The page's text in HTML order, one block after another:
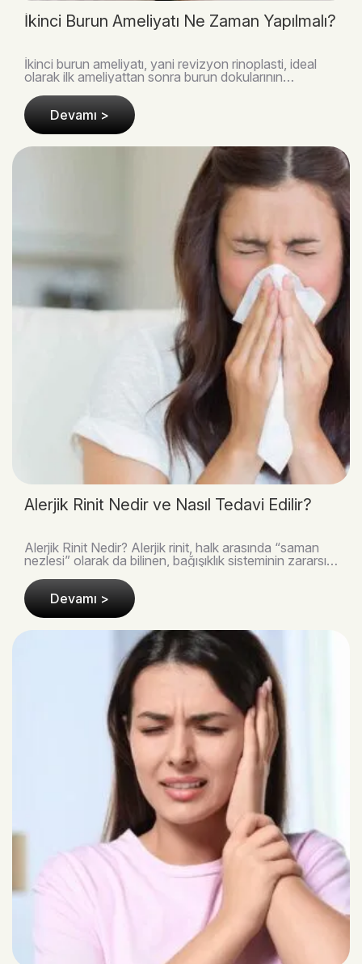
İkinci Burun Ameliyatı Ne Zaman Yapılmalı?
İkinci burun ameliyatı, yani revizyon rinoplasti, ideal
olarak ilk ameliyattan sonra burun dokularının
Devamı >
Alerjik Rinit Nedir ve Nasıl Tedavi Edilir?
Alerjik Rinit Nedir? Alerjik rinit, halk arasında “saman
nezlesi” olarak da bilinen, bağışıklık sisteminin zararsız
Devamı >